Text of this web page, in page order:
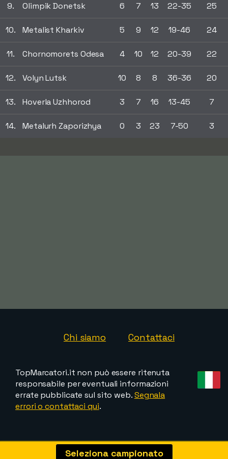
9. Olimpik Donetsk 6 7 13 22-35 25
10. Metalist Kharkiv 5 9 12 19-46 24
11. Chornomorets Odesa 4 10 12 20-39 22
12. Volyn Lutsk 10 8 8 36-36 20
13. Hoverla Uzhhorod 3 7 16 13-45 7
14. Metalurh Zaporizhya 0 3 23 7-50 3
Chi siamo Contattaci
TopMarcatori.it non può essere ritenuta
responsabile per eventuali informazioni
errate pubblicate sul sito web.Segnala
errori o contattaci qui.
Seleziona campionato